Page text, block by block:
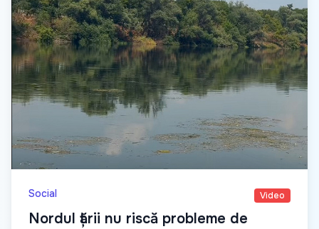
Social Video
Nordul țării nu riscă probleme de